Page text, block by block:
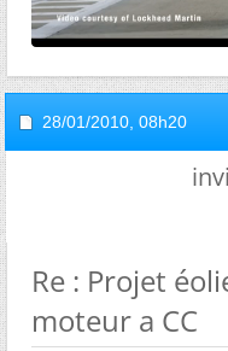
28/01/2010, 08h20
Re : Projet
moteur a CC